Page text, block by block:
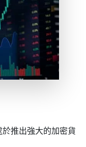
推出強大的加密貨